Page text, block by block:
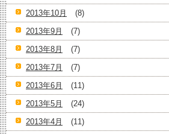
2013年10月
(8)
2013年9月
(7)
2013年8月
(7)
2013年7月
(7)
2013年6月
(11)
2013年5月
(24)
2013年4月
(11)